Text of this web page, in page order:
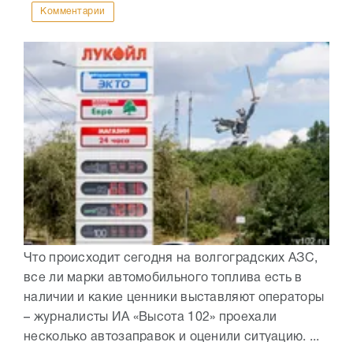
Комментарии
Что происходит сегодня на волгоградских АЗС,
все ли марки автомобильного топлива есть в
наличии и какие ценники выставляют операторы
– журналисты ИА «Высота 102» проехали
несколько автозаправок и оценили ситуацию. ...